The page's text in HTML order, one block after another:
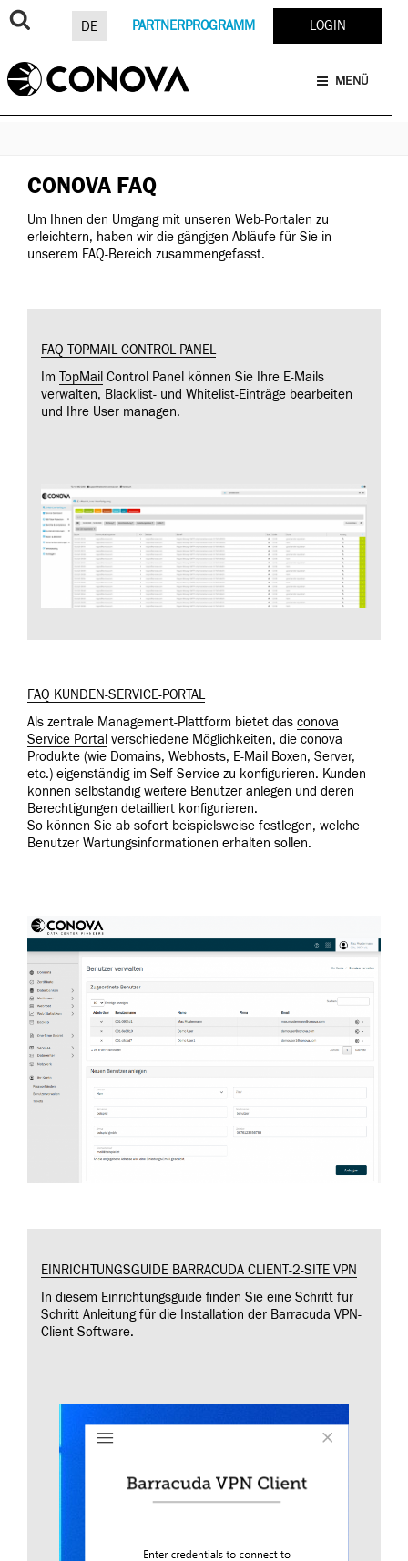
Zum
Inhalt
DE PARTNERPROGRAMM LOGIN
MENÜ
CONOVA FAQ
Um Ihnen den Umgang mit unseren Web-Portalen zu
erleichtern, haben wir die gängigen Abläufe für Sie in
unserem FAQ-Bereich zusammengefasst.
FAQ TOPMAIL CONTROL PANEL
Im TopMail Control Panel können Sie Ihre E-Mails
verwalten, Blacklist- und Whitelist-Einträge bearbeiten
und Ihre User managen.
FAQ KUNDEN-SERVICE-PORTAL
Als zentrale Management-Plattform bietet das conova
Service Portal verschiedene Möglichkeiten, die conova
Produkte (wie Domains, Webhosts, E-Mail Boxen, Server,
etc.) eigenständig im Self Service zu konfigurieren. Kunden
können selbständig weitere Benutzer anlegen und deren
Berechtigungen detailliert konfigurieren.
So können Sie ab sofort beispielsweise festlegen, welche
Benutzer Wartungsinformationen erhalten sollen.
EINRICHTUNGSGUIDE BARRACUDA CLIENT-2-SITE VPN
In diesem Einrichtungsguide finden Sie eine Schritt für
Schritt Anleitung für die Installation der Barracuda VPN-
Client Software.